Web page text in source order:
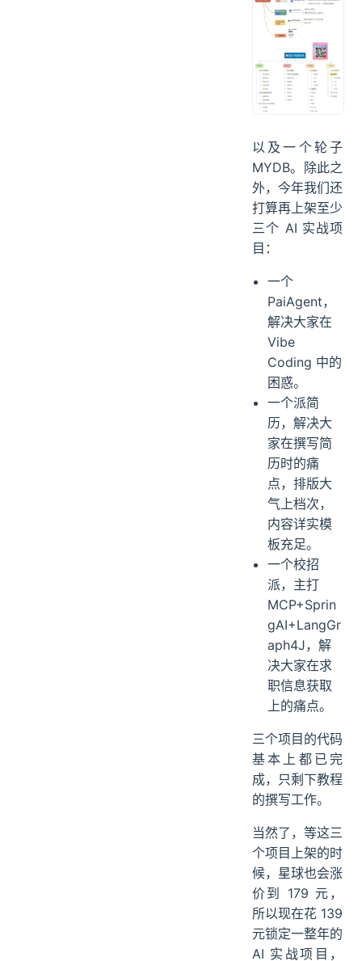
以及一个轮子
MYDB。除此之
外，今年我们还
打算再上架至少
三个 AI 实战项
目：
一个
PaiAgent，
解决大家在
Vibe
Coding 中的
困惑。
一个派简
历，解决大
家在撰写简
历时的痛
点，排版大
气上档次，
内容详实模
板充足。
一个校招
派，主打
MCP+Sprin
gAI+LangGr
aph4J，解
决大家在求
职信息获取
上的痛点。
三个项目的代码
基本上都已完
成，只剩下教程
的撰写工作。
当然了，等这三
个项目上架的时
候，星球也会涨
价到 179 元，